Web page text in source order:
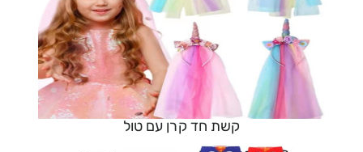
קשת חד קרן עם טול